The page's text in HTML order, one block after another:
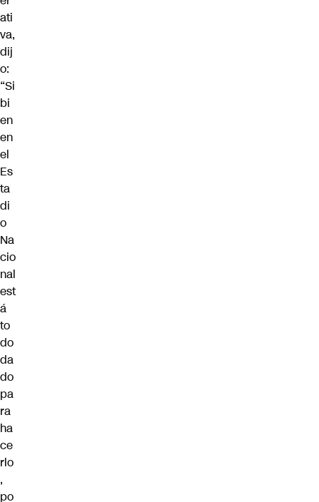
ati
va,
dij
o:
“Si
bi
en
en
el
Es
ta
di
o
Na
cio
nal
est
á
to
do
da
do
pa
ra
ha
ce
rlo
,
po